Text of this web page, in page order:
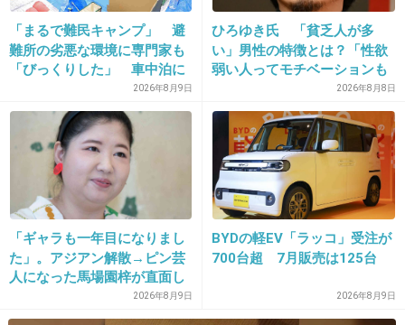
29. 匿名2019/05/14(火) 22:18:07
会社のことだよね？
-24
30. 匿名2019/05/14(火) 22:18:37
>>21
「まるで難民キャンプ」 避
難所の劣悪な環境に専門家も
「びっくりした」 車中泊に
もリスクが 「熱したフライ
パンに飛び込むようなもの」
2026年8月9日
ひろゆき氏 「貧乏人が多
い」男性の特徴とは？「性欲
弱い人ってモチベーションも
低いので貧乏人多い」2026年8月8日
「ギャラも一年目になりまし
た」。アジアン解散→ピン芸
人になった馬場園梓が直面し
た現実、そして携える芸人と
しての矜持
2026年8月9日
BYDの軽EV「ラッコ」受注が
700台超 7月販売は125台
2026年8月9日